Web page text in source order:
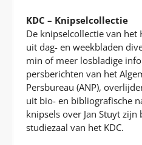
KDC – Knipselcollectie
De knipselcollectie van het
uit dag- en weekbladen
min of meer losbladige
persberichten van het
Persbureau (ANP),
uit bio- en bibliografische
knipsels over Jan Stuyt zijn
studiezaal van het KDC.